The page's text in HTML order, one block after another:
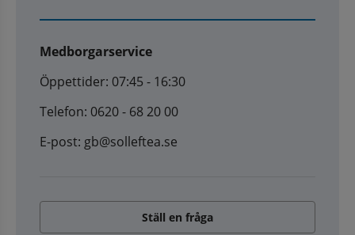
Medborgarservice
Öppettider: 07:45 - 16:30
Telefon: 0620 - 68 20 00
E-post: gb@solleftea.se
Ställ en fråga